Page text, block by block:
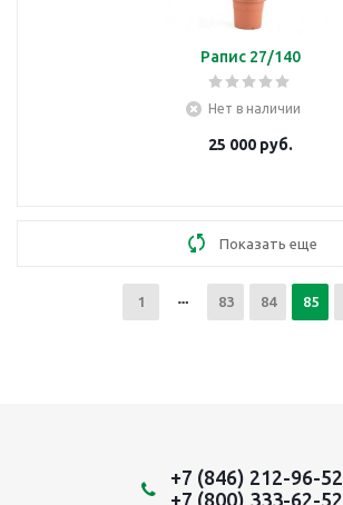
Рапис 27/140
Нет в наличии
25 000руб.
Показать еще
1 83 84 85
+7 (846) 212-96-52
+7 (800) 333-62-52